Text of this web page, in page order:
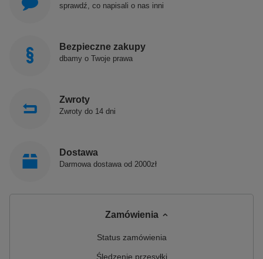
sprawdź, co napisali o nas inni
Bezpieczne zakupy
dbamy o Twoje prawa
Zwroty
Zwroty do 14 dni
Dostawa
Darmowa dostawa od 2000zł
Zamówienia
Status zamówienia
Śledzenie przesyłki